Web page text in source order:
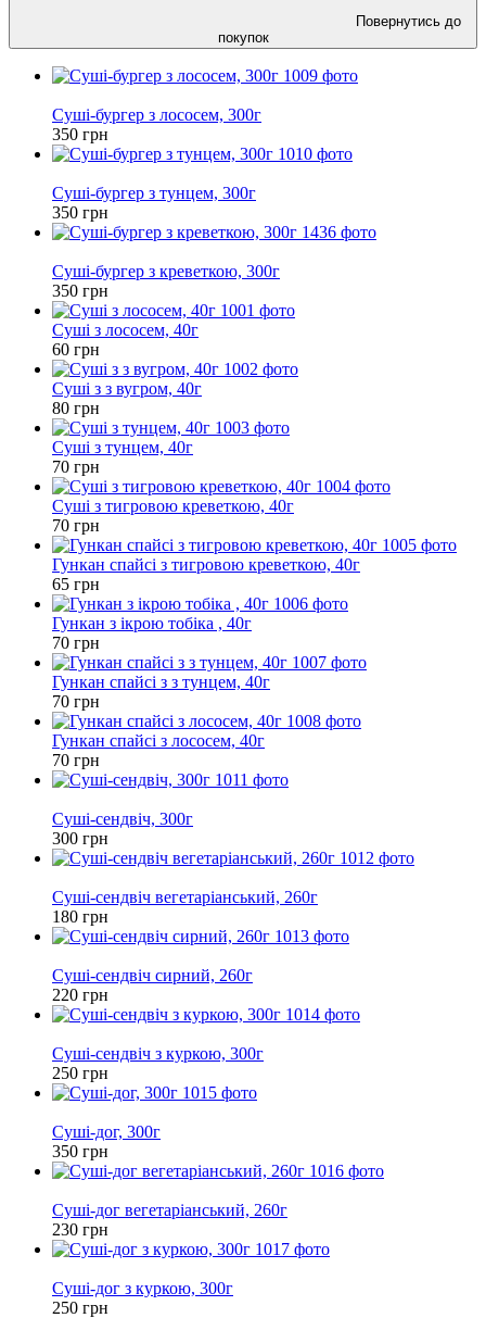
Повернутись до
покупок
Суші-бургер з лососем, 300г
350 грн
Суші-бургер з тунцем, 300г
350 грн
Суші-бургер з креветкою, 300г
350 грн
Суші з лососем, 40г
60 грн
Суші з з вугром, 40г
80 грн
Суші з тунцем, 40г
70 грн
Суші з тигровою креветкою, 40г
70 грн
Гункан спайсі з тигровою креветкою, 40г
65 грн
Гункан з ікрою тобіка , 40г
70 грн
Гункан спайсі з з тунцем, 40г
70 грн
Гункан спайсі з лососем, 40г
70 грн
Суші-сендвіч, 300г
300 грн
Суші-сендвіч вегетаріанський, 260г
180 грн
Суші-сендвіч сирний, 260г
220 грн
Суші-сендвіч з куркою, 300г
250 грн
Суші-дог, 300г
350 грн
Суші-дог вегетаріанський, 260г
230 грн
Суші-дог з куркою, 300г
250 грн